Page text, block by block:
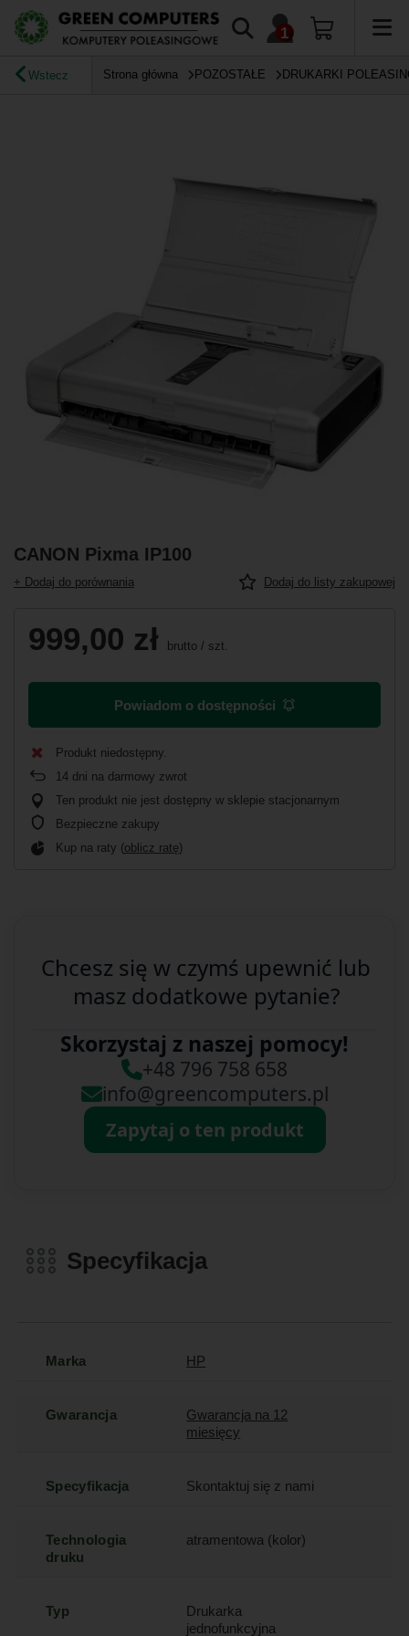
Wstecz Strona główna POZOSTAŁE DRUKARKI
CANON Pixma IP100
+ Dodaj do porównania Dodaj do listy zakupowej
999,00 zł brutto / szt.
Powiadom o dostępności
Produkt niedostępny
14 dni na darmowy zwrot
Ten produkt nie jest dostępny w sklepie stacjonarnym
Bezpieczne zakupy
Kup na raty (oblicz ratę)
Chcesz się w czymś upewnić lub
masz dodatkowe pytanie?
Skorzystaj z naszej pomocy!
+48 796 758 658
info@greencomputers.pl
Zapytaj o ten produkt
Specyfikacja
Marka HP
Gwarancja
Gwarancja na 12
miesięcy
Specyfikacja Skontaktuj się z nami
Technologia
druku
atramentowa (kolor)
Typ
Drukarka
jednofunkcyjna